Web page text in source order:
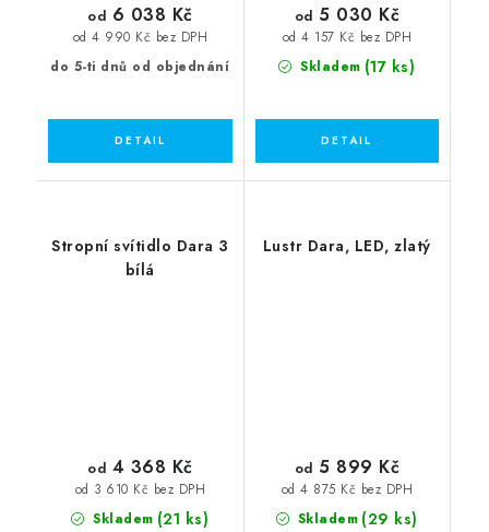
do 5-ti dnů od objednání
od 4 990 Kč bez DPH
od 6 038 Kč
Skladem (17 ks)
od 4 157 Kč bez DPH
od 5 030 Kč
Stropní svítidlo Dara 3
bílá
Skladem (21 ks)
od 3 610 Kč bez DPH
od 4 368 Kč
Lustr Dara, LED, zlatý
Skladem (29 ks)
od 4 875 Kč bez DPH
od 5 899 Kč